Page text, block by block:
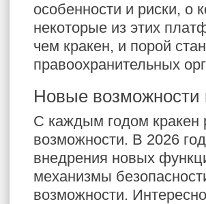
особенности и риски, о
некоторые из этих
чем кракен, и порой
правоохранительных
Новые возможности
С каждым годом кракен
возможности. В 2026
внедрения новых
механизмы
возможности.